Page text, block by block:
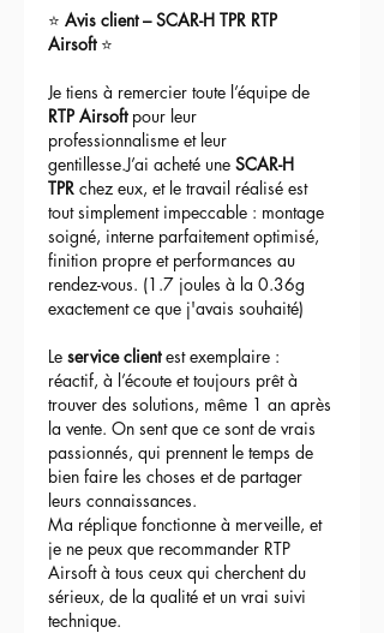
⭐ Avis client – SCAR-H TPR RTP
Airsoft ⭐
Je tiens à remercier toute l’équipe de
RTP Airsoft pour leur
professionnalisme et leur
gentillesse.J’ai acheté une SCAR-H
TPR chez eux, et le travail réalisé est
tout simplement impeccable : montage
soigné, interne parfaitement optimisé,
finition propre et performances au
rendez-vous. (1.7 joules à la 0.36g
exactement ce que j'avais souhaité)
Le service client est exemplaire :
réactif, à l’écoute et toujours prêt à
trouver des solutions, même 1 an après
la vente. On sent que ce sont de vrais
passionnés, qui prennent le temps de
bien faire les choses et de partager
leurs connaissances.
Ma réplique fonctionne à merveille, et
je ne peux que recommander RTP
Airsoft à tous ceux qui cherchent du
sérieux, de la qualité et un vrai suivi
technique.